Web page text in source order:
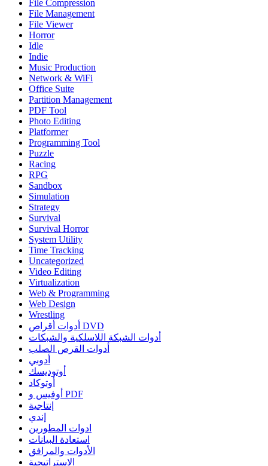
File Compression
File Management
File Viewer
Horror
Idle
Indie
Music Production
Network & WiFi
Office Suite
Partition Management
PDF Tool
Photo Editing
Platformer
Programming Tool
Puzzle
Racing
RPG
Sandbox
Simulation
Strategy
Survival
Survival Horror
System Utility
Time Tracking
Uncategorized
Video Editing
Virtualization
Web & Programming
Web Design
Wrestling
أدوات أقراص DVD
أدوات الشبكة اللاسلكية والشبكات
أدوات القرص الصلب
أدوبي
أوتوديسك
أوتوكاد
أوفيس و PDF
إنتاجية
إندي
ادوات المطورين
استعادة البيانات
الأدوات والمرافق
الاستراتيجية